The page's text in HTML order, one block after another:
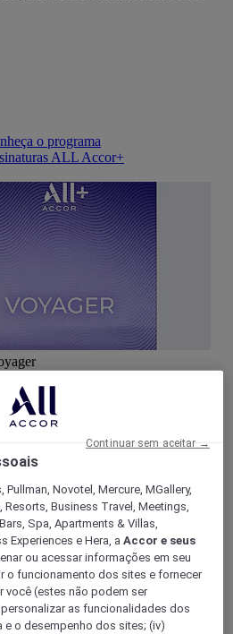
o programa
ALL Accor+
durante todo o ano
marcas
Novotel, Mercure, MGallery,
Business Travel, Meetings,
Spa, Apartments & Villas,
Experiences e Hera, aAccor e seus
ou acessar informações em seu
o funcionamento dos sites e fornecer
(estes não podem ser
as funcionalidades dos
e o desempenho dos sites; (iv)
Continuar sem aceitar →